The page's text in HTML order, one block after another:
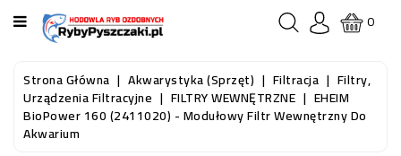
KATEGORIA
STRONA
GŁÓWNA
RYBY
0
Strona Główna Akwarystyka (sprzęt) Filtracja Filtry,
Urządzenia Filtracyjne FILTRY WEWNĘTRZNE EHEIM
BioPower 160 (2411020) - Modułowy Filtr Wewnętrzny Do
Akwarium